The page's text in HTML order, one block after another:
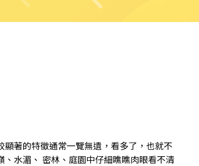
著的特徵通常一覽無遺，看多了，也就不
水湄、 密林、庭園中仔細瞧瞧肉眼看不清